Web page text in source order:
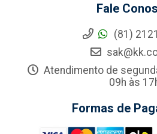
Fale
(81)
Atendimento de
09h às
Formas de